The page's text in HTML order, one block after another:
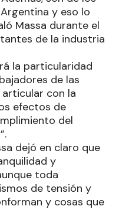
y eso lo
Massa durante el
de la industria
la particularidad
de las
con la
efectos de
del
dejó en claro que
y
toda
de tensión y
y cosas que